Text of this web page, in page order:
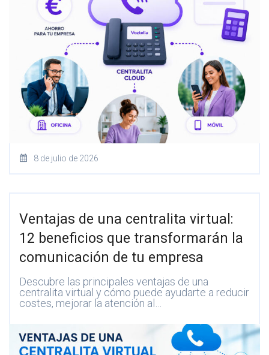
8 de julio de 2026
Ventajas de una centralita virtual:
12 beneficios que transformarán la
comunicación de tu empresa
Descubre las principales ventajas de una
centralita virtual y cómo puede ayudarte a reducir
costes, mejorar la atención al…